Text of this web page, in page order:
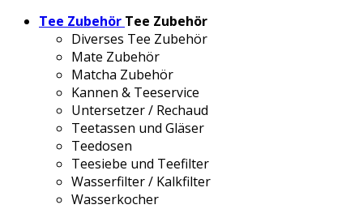
Tee Zubehör Tee Zubehör
Diverses Tee Zubehör
Mate Zubehör
Matcha Zubehör
Kannen & Teeservice
Untersetzer / Rechaud
Teetassen und Gläser
Teedosen
Teesiebe und Teefilter
Wasserfilter / Kalkfilter
Wasserkocher